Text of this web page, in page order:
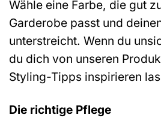
Wähle eine Farbe, die gut
Garderobe passt und
unterstreicht. Wenn du
du dich von unseren
Styling-Tipps inspirieren
Die richtige Pflege